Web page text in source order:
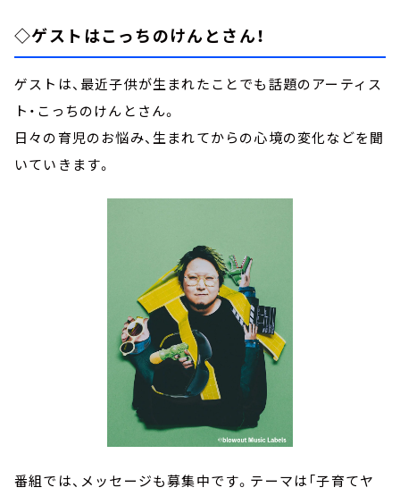
◇ゲストはこっちのけんとさん！
ゲストは、最近子供が生まれたことでも話題のアーティス
ト・こっちのけんとさん。
日々の育児のお悩み、生まれてからの心境の変化などを聞
いていきます。
番組では、メッセージも募集中です。テーマは「子育てヤ